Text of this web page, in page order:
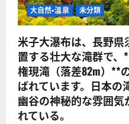
大自然・温泉 未分類
米子大瀑布は、長野
置する壮大な滝群で、
権現滝（落差82m）**
ばれています。日本の
幽谷の神秘的な雰囲気
れている。